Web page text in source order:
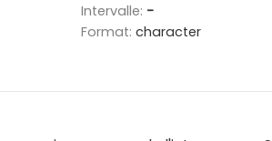
Intervalle: -
Format: character